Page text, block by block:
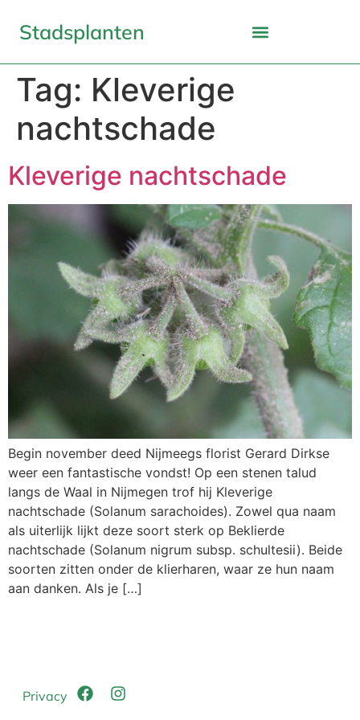
Stadsplanten
Tag: Kleverige
nachtschade
Kleverige nachtschade
Begin november deed Nijmeegs florist Gerard Dirkse
weer een fantastische vondst! Op een stenen talud
langs de Waal in Nijmegen trof hij Kleverige
nachtschade (Solanum sarachoides). Zowel qua naam
als uiterlijk lijkt deze soort sterk op Beklierde
nachtschade (Solanum nigrum subsp. schultesii). Beide
soorten zitten onder de klierharen, waar ze hun naam
aan danken. Als je […]
Privacy